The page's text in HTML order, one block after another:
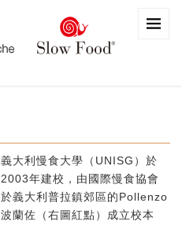
義大利慢食大學（UNISG）於
2003年建校，由國際慢食協會
於義大利普拉鎮郊區的Pollenzo
波蘭佐（右圖紅點）成立校本